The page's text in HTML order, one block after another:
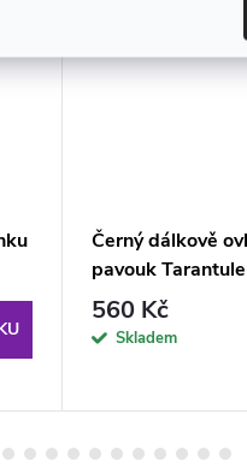
Černý dálkově
pavouk Tarantule
560 Kč
Skladem